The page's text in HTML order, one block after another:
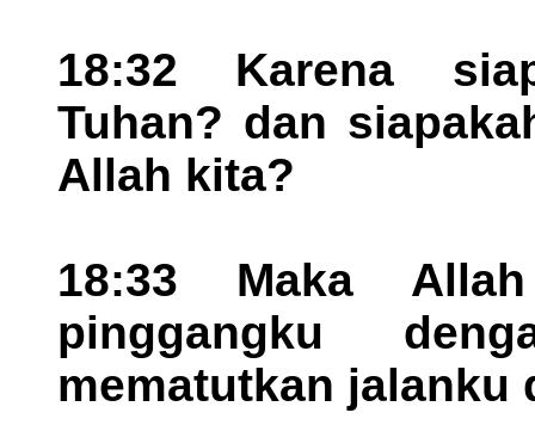
18:32 Karena
Tuhan? dan
Allah kita?
18:33 Maka
pinggangku
mematutkan jalanku